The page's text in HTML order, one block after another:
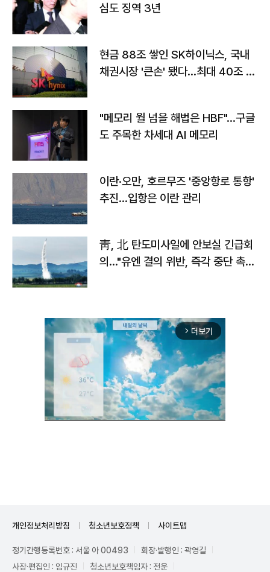
심도 징역 3년
현금 88조 쌓인 SK하이닉스, 국내
채권시장 '큰손' 됐다…최대 40조 투
"메모리 월 넘을 해법은 HBF"…구글
도 주목한 차세대 AI 메모리
이란·오만, 호르무즈 '중앙항로 통항'
추진…입항은 이란 관리
靑, 北 탄도미사일에 안보실 긴급회
의…"유엔 결의 위반, 즉각 중단 촉
arrow_forward_ios 더보기
개인정보처리방침 청소년보호정책 사이트맵
정기간행등록번호 : 서울 아 00493
회장·발행인 : 곽영길
사장·편집인 : 임규진
청소년보호책임자 : 전운